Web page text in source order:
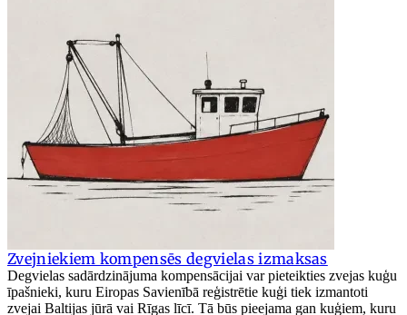
Zvejniekiem kompensēs degvielas izmaksas
Degvielas sadārdzinājuma kompensācijai var pieteikties zvejas kuģu
īpašnieki, kuru Eiropas Savienībā reģistrētie kuģi tiek izmantoti
zvejai Baltijas jūrā vai Rīgas līcī. Tā būs pieejama gan kuģiem, kuru